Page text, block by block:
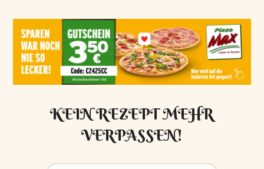
KEIN REZEPT MEHR
VERPASSEN!